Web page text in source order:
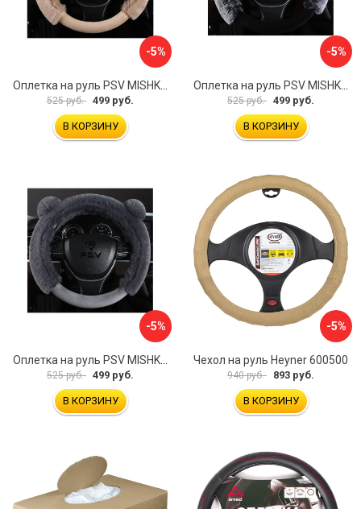
-5%
Оплетка на руль PSV MISHKA Premium 136099
525 руб. 499 руб.
В КОРЗИНУ
-5%
Оплетка на руль PSV MISHKA Premium 136095
525 руб. 499 руб.
В КОРЗИНУ
-5%
525 руб. 499 руб.
В КОРЗИНУ
-5%
Чехол на руль Heyner 600500
940 руб. 893 руб.
В КОРЗИНУ